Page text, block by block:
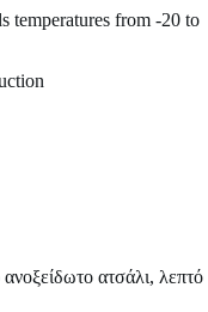
temperatures from -20 to
ατσάλι, λεπτό